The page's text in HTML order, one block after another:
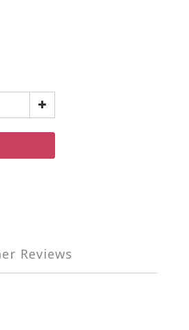
Reviews